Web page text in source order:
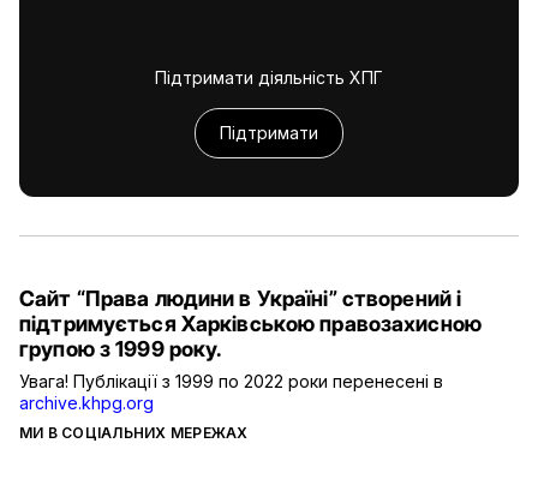
Підтримати діяльність ХПГ
Підтримати
МИ В СОЦІАЛЬНИХ МЕРЕЖАХ
Сайт “Права людини в Україні” створений і
підтримується Харківською правозахисною
групою з 1999 року.
Увага! Публікації з 1999 по 2022 роки перенесені в
archive.khpg.org